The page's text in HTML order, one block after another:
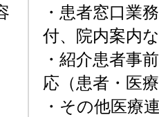
・患者窓口業
付、院内案内
・紹介患者事
応（患者・医
・その他医療